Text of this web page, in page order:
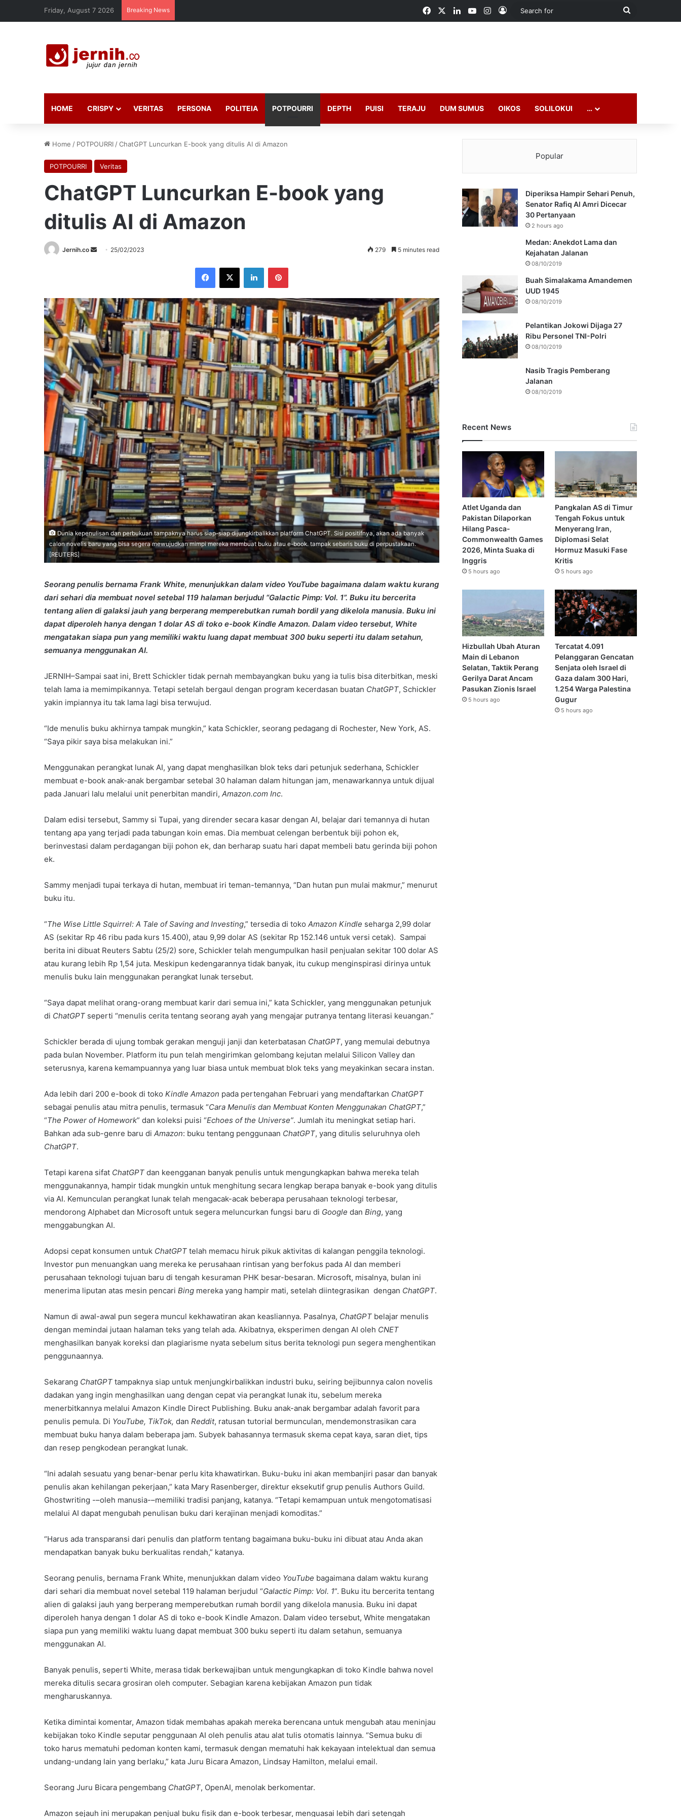
Friday, August 7 2026 Breaking News FacebookLinkedInYouTubeInstagram
Log In
Search
HOME CRISPY VERITAS PERSONA POLITEIA POTPOURRI DEPTH PUISI TERAJU DUM SUMUS OIKOS SOLILOKUI …
Home / POTPOURRI /ChatGPT Luncurkan E-book yang ditulis AI di Amazon
POTPOURRI Veritas
ChatGPT Luncurkan E-book yang
ditulis AI di Amazon
Jernih.co
Send 25/02/2023 279 5 minutes read
Facebook
X LinkedInPinterest
Dunia kepenulisan dan perbukuan tampaknya harus siap-siap dijungkirbalikkan platform ChatGPT. Sisi positifnya, akan ada banyak
calon novelis baru yang bisa segera mewujudkan mimpi mereka membuat buku atau e-book. tampak sebaris buku di perpustakaan.
[REUTERS]
Seorang penulis bernama Frank White, menunjukkan dalam video YouTube bagaimana dalam waktu kurang
dari sehari dia membuat novel setebal 119 halaman berjudul “Galactic Pimp: Vol. 1”. Buku itu bercerita
tentang alien di galaksi jauh yang berperang memperebutkan rumah bordil yang dikelola manusia. Buku ini
dapat diperoleh hanya dengan 1 dolar AS di toko e-book Kindle Amazon. Dalam video tersebut, White
mengatakan siapa pun yang memiliki waktu luang dapat membuat 300 buku seperti itu dalam setahun,
semuanya menggunakan AI.
JERNIH–Sampai saat ini, Brett Schickler tidak pernah membayangkan buku yang ia tulis bisa diterbitkan, meski
telah lama ia memimpikannya. Tetapi setelah bergaul dengan program kecerdasan buatan ChatGPT, Schickler
yakin impiannya itu tak lama lagi bisa terwujud.
“Ide menulis buku akhirnya tampak mungkin,” kata Schickler, seorang pedagang di Rochester, New York, AS.
“Saya pikir saya bisa melakukan ini.”
Menggunakan perangkat lunak AI, yang dapat menghasilkan blok teks dari petunjuk sederhana, Schickler
membuat e-book anak-anak bergambar setebal 30 halaman dalam hitungan jam, menawarkannya untuk dijual
pada Januari lalu melalui unit penerbitan mandiri, Amazon.com Inc.
Dalam edisi tersebut, Sammy si Tupai, yang dirender secara kasar dengan AI, belajar dari temannya di hutan
tentang apa yang terjadi pada tabungan koin emas. Dia membuat celengan berbentuk biji pohon ek,
berinvestasi dalam perdagangan biji pohon ek, dan berharap suatu hari dapat membeli batu gerinda biji pohon
ek.
Sammy menjadi tupai terkaya di hutan, membuat iri teman-temannya, “Dan hutan pun mulai makmur,” menurut
buku itu.
“The Wise Little Squirrel: A Tale of Saving and Investing,” tersedia di toko Amazon Kindle seharga 2,99 dolar
AS (sekitar Rp 46 ribu pada kurs 15.400), atau 9,99 dolar AS (sekitar Rp 152.146 untuk versi cetak). Sampai
berita ini dibuat Reuters Sabtu (25/2) sore, Schickler telah mengumpulkan hasil penjualan sekitar 100 dolar AS
atau kurang lebih Rp 1,54 juta. Meskipun kedengarannya tidak banyak, itu cukup menginspirasi dirinya untuk
menulis buku lain menggunakan perangkat lunak tersebut.
“Saya dapat melihat orang-orang membuat karir dari semua ini,” kata Schickler, yang menggunakan petunjuk
di ChatGPT seperti “menulis cerita tentang seorang ayah yang mengajar putranya tentang literasi keuangan.”
Schickler berada di ujung tombak gerakan menguji janji dan keterbatasan ChatGPT, yang memulai debutnya
pada bulan November. Platform itu pun telah mengirimkan gelombang kejutan melalui Silicon Valley dan
seterusnya, karena kemampuannya yang luar biasa untuk membuat blok teks yang meyakinkan secara instan.
Ada lebih dari 200 e-book di toko Kindle Amazon pada pertengahan Februari yang mendaftarkan ChatGPT
sebagai penulis atau mitra penulis, termasuk “Cara Menulis dan Membuat Konten Menggunakan ChatGPT,”
“The Power of Homework” dan koleksi puisi “Echoes of the Universe”. Jumlah itu meningkat setiap hari.
Bahkan ada sub-genre baru di Amazon: buku tentang penggunaan ChatGPT, yang ditulis seluruhnya oleh
ChatGPT.
Tetapi karena sifat ChatGPT dan keengganan banyak penulis untuk mengungkapkan bahwa mereka telah
menggunakannya, hampir tidak mungkin untuk menghitung secara lengkap berapa banyak e-book yang ditulis
via AI. Kemunculan perangkat lunak telah mengacak-acak beberapa perusahaan teknologi terbesar,
mendorong Alphabet dan Microsoft untuk segera meluncurkan fungsi baru di Google dan Bing, yang
menggabungkan AI.
Adopsi cepat konsumen untuk ChatGPT telah memacu hiruk pikuk aktivitas di kalangan penggila teknologi.
Investor pun menuangkan uang mereka ke perusahaan rintisan yang berfokus pada AI dan memberi
perusahaan teknologi tujuan baru di tengah kesuraman PHK besar-besaran. Microsoft, misalnya, bulan ini
menerima liputan atas mesin pencari Bing mereka yang hampir mati, setelah diintegrasikan dengan ChatGPT.
Namun di awal-awal pun segera muncul kekhawatiran akan keasliannya. Pasalnya, ChatGPT belajar menulis
dengan memindai jutaan halaman teks yang telah ada. Akibatnya, eksperimen dengan AI oleh CNET
menghasilkan banyak koreksi dan plagiarisme nyata sebelum situs berita teknologi pun segera menghentikan
penggunaannya.
Sekarang ChatGPT tampaknya siap untuk menjungkirbalikkan industri buku, seiring bejibunnya calon novelis
dadakan yang ingin menghasilkan uang dengan cepat via perangkat lunak itu, sebelum mereka
menerbitkannya melalui Amazon Kindle Direct Publishing. Buku anak-anak bergambar adalah favorit para
penulis pemula. Di YouTube, TikTok, dan Reddit, ratusan tutorial bermunculan, mendemonstrasikan cara
membuat buku hanya dalam beberapa jam. Subyek bahasannya termasuk skema cepat kaya, saran diet, tips
dan resep pengkodean perangkat lunak.
“Ini adalah sesuatu yang benar-benar perlu kita khawatirkan. Buku-buku ini akan membanjiri pasar dan banyak
penulis akan kehilangan pekerjaan,” kata Mary Rasenberger, direktur eksekutif grup penulis Authors Guild.
Ghostwriting -–oleh manusia-–memiliki tradisi panjang, katanya. “Tetapi kemampuan untuk mengotomatisasi
melalui AI dapat mengubah penulisan buku dari kerajinan menjadi komoditas.”
“Harus ada transparansi dari penulis dan platform tentang bagaimana buku-buku ini dibuat atau Anda akan
mendapatkan banyak buku berkualitas rendah,” katanya.
Seorang penulis, bernama Frank White, menunjukkan dalam video YouTube bagaimana dalam waktu kurang
dari sehari dia membuat novel setebal 119 halaman berjudul “Galactic Pimp: Vol. 1”. Buku itu bercerita tentang
alien di galaksi jauh yang berperang memperebutkan rumah bordil yang dikelola manusia. Buku ini dapat
diperoleh hanya dengan 1 dolar AS di toko e-book Kindle Amazon. Dalam video tersebut, White mengatakan
siapa pun yang memiliki waktu luang dapat membuat 300 buku seperti itu dalam setahun, semuanya
menggunakan AI.
Banyak penulis, seperti White, merasa tidak berkewajiban untuk mengungkapkan di toko Kindle bahwa novel
mereka ditulis secara grosiran oleh computer. Sebagian karena kebijakan Amazon pun tidak
mengharuskannya.
Ketika dimintai komentar, Amazon tidak membahas apakah mereka berencana untuk mengubah atau meninjau
kebijakan toko Kindle seputar penggunaan AI oleh penulis atau alat tulis otomatis lainnya. “Semua buku di
toko harus mematuhi pedoman konten kami, termasuk dengan mematuhi hak kekayaan intelektual dan semua
undang-undang lain yang berlaku,” kata Juru Bicara Amazon, Lindsay Hamilton, melalui email.
Seorang Juru Bicara pengembang ChatGPT, OpenAI, menolak berkomentar.
Amazon sejauh ini merupakan penjual buku fisik dan e-book terbesar, menguasai lebih dari setengah
Popular
Diperiksa Hampir Sehari Penuh,
Senator Rafiq Al Amri Dicecar
30 Pertanyaan
2 hours ago
Medan: Anekdot Lama dan
Kejahatan Jalanan
08/10/2019
Buah Simalakama Amandemen
UUD 1945
08/10/2019
Pelantikan Jokowi Dijaga 27
Ribu Personel TNI-Polri
08/10/2019
Nasib Tragis Pemberang
Jalanan
08/10/2019
Recent News
Atlet Uganda dan
Pakistan Dilaporkan
Hilang Pasca-
Commonwealth Games
2026, Minta Suaka di
Inggris
5 hours ago
Pangkalan AS di Timur
Tengah Fokus untuk
Menyerang Iran,
Diplomasi Selat
Hormuz Masuki Fase
Kritis
5 hours ago
Hizbullah Ubah Aturan
Main di Lebanon
Selatan, Taktik Perang
Gerilya Darat Ancam
Pasukan Zionis Israel
5 hours ago
Tercatat 4.091
Pelanggaran Gencatan
Senjata oleh Israel di
Gaza dalam 300 Hari,
1.254 Warga Palestina
Gugur
5 hours ago